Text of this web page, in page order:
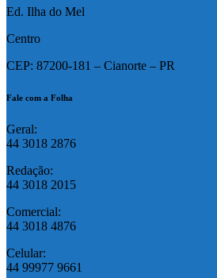
Ed. Ilha do Mel
Centro
CEP: 87200-181 – Cianorte – PR
Fale com a Folha
Geral:
44 3018 2876
Redação:
44 3018 2015
Comercial:
44 3018 4876
Celular:
44 99977 9661